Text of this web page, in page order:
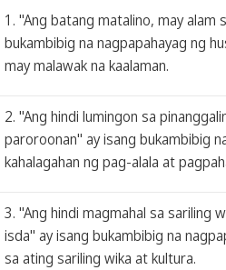
1. "Ang batang matalino, may alam
bukambibig na nagpapahayag ng
may malawak na kaalaman.
2. "Ang hindi lumingon sa
paroroonan" ay isang bukambibig
kahalagahan ng pag-alala at
3. "Ang hindi magmahal sa sariling
isda" ay isang bukambibig na
sa ating sariling wika at kultura.